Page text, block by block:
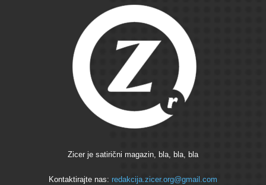
Zicer je satirični magazin, bla, bla, bla
Kontaktirajte nas: redakcija.zicer.org@gmail.com